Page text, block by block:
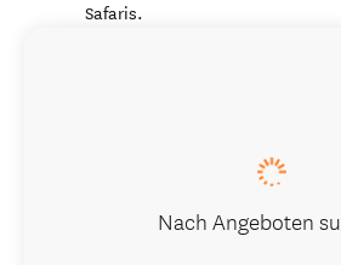
Safaris.
Nach Angeboten